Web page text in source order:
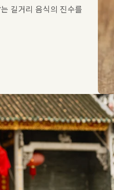
길거리 음식의 진수를